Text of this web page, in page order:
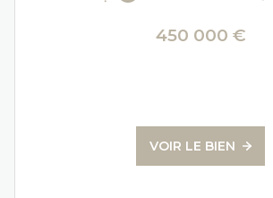
450 000 €
VOIR LE BIEN